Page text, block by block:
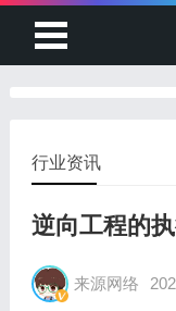
行业资讯
逆向工程的
来源网络